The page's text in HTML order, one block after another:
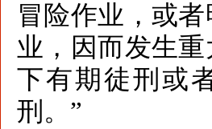
冒险作业，或
业，因而发生
下有期徒刑或
刑。”